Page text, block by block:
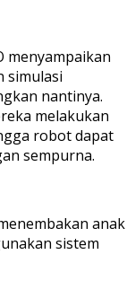
menyampaikan
simulasi
nantinya.
melakukan
robot dapat
sempurna.
anak
sistem